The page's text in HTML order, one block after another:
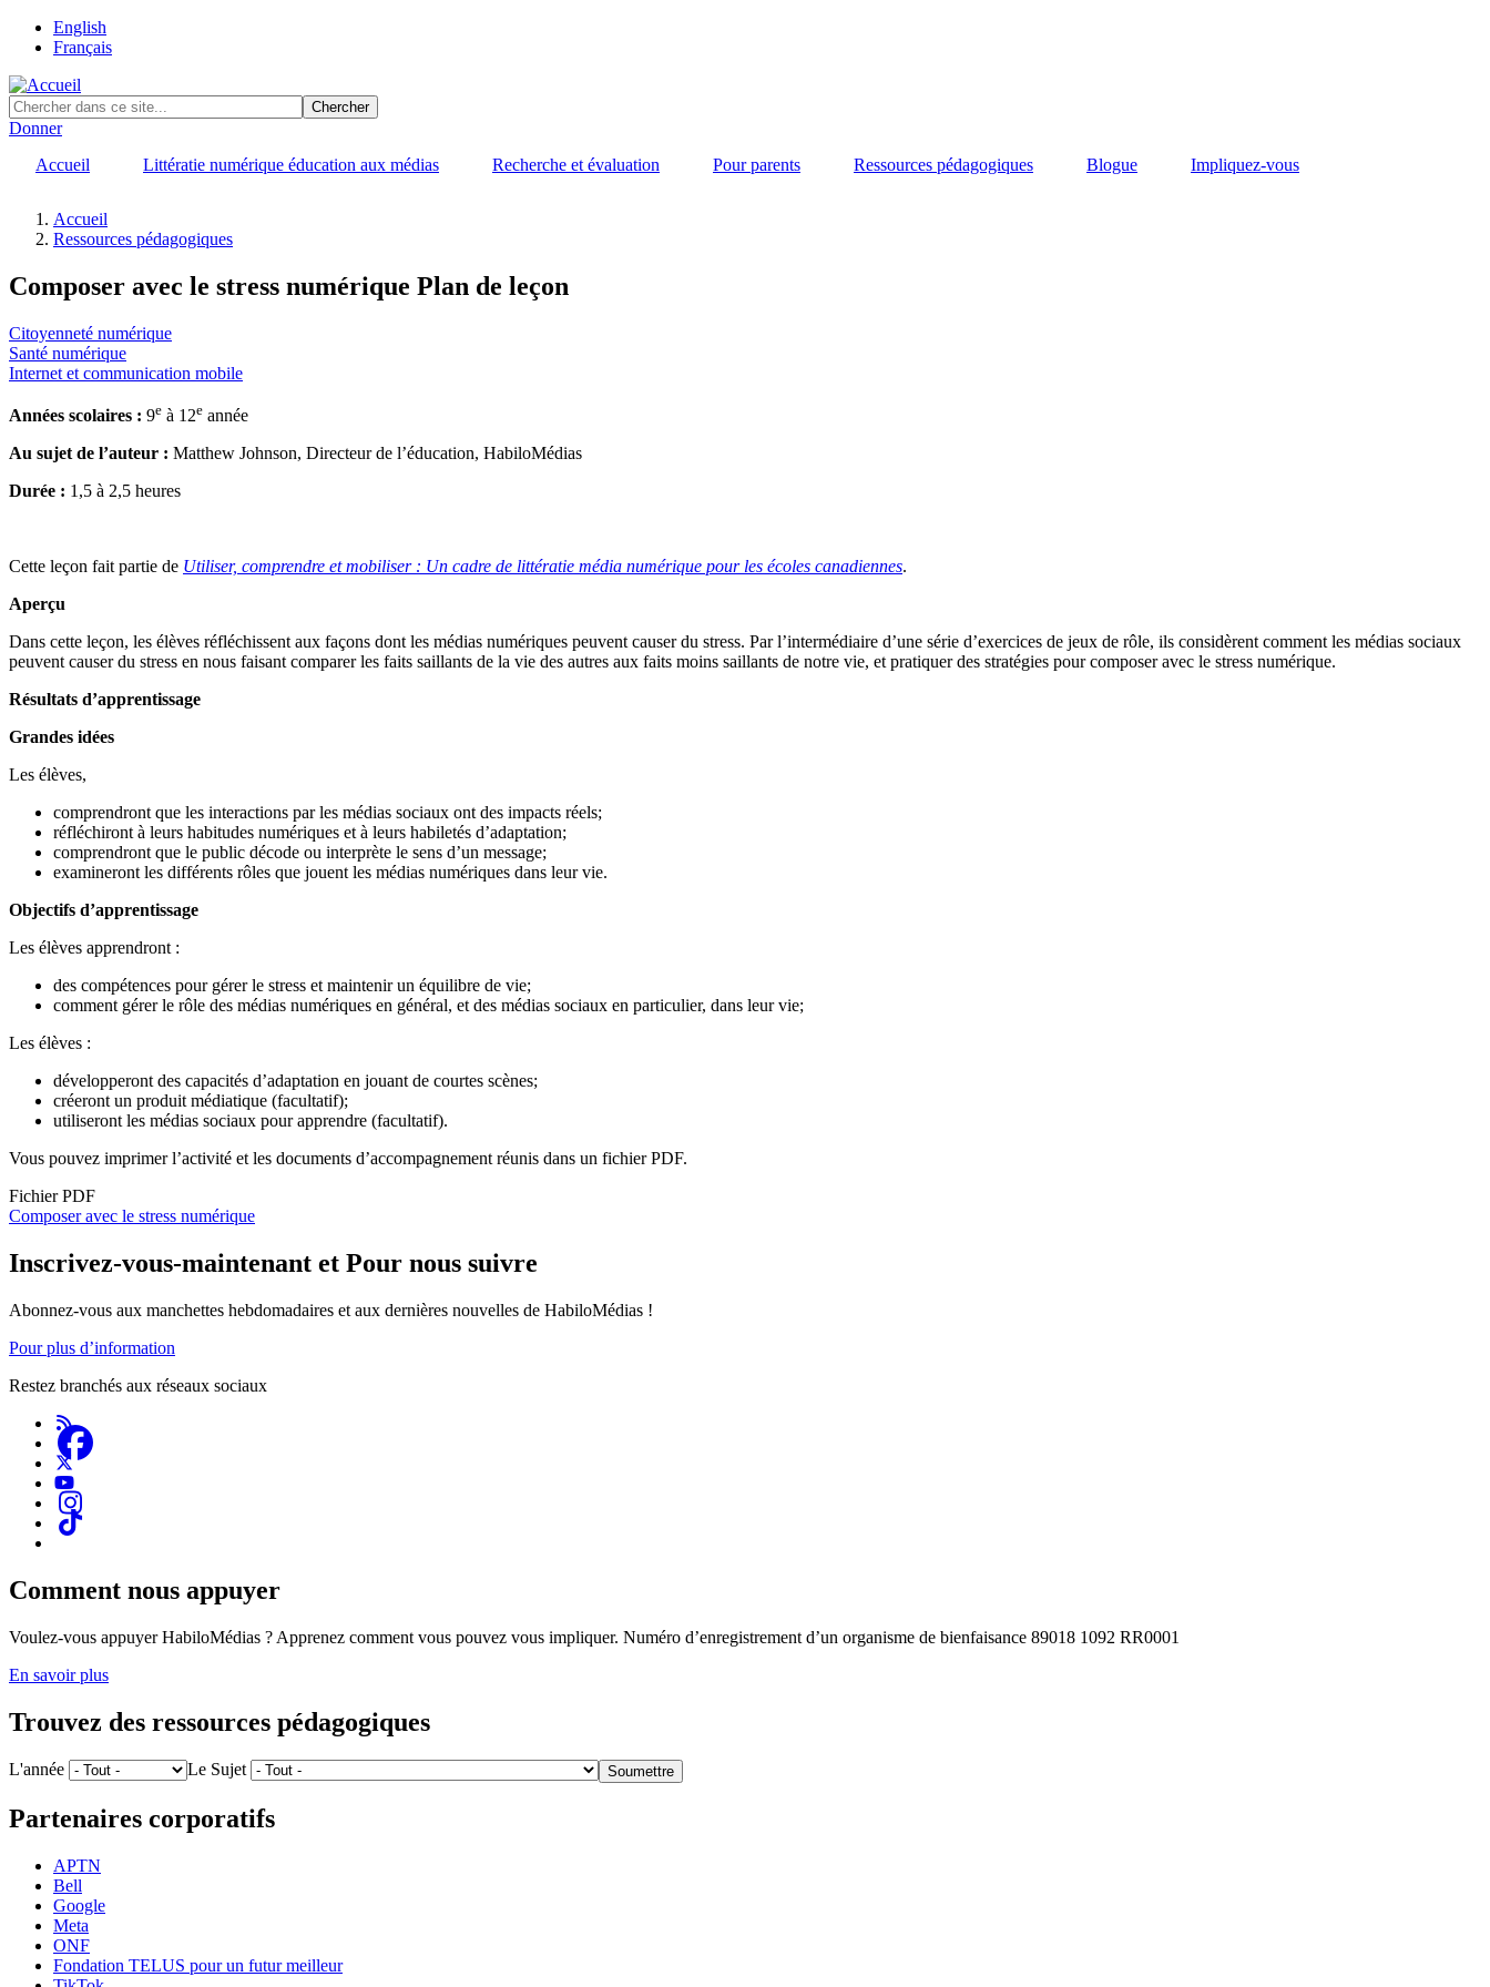
Skip
content
English
Français
Donner
Accueil
Littératie numérique éducation aux médias Recherche et évaluation Pour parents Ressources pédagogiques Blogue Impliquez-vous
Fil
d'Ariane
Accueil
Ressources pédagogiques
Composer avec le stress numérique Plan de leçon
Categories
Citoyenneté numérique
Santé numérique
Internet et communication mobile
Années scolaires : 9e à 12e année
Au sujet de l’auteur : Matthew Johnson, Directeur de l’éducation, HabiloMédias
Durée : 1,5 à 2,5 heures
Cette leçon fait partie de Utiliser, comprendre et mobiliser : Un cadre de littératie média numérique pour les écoles canadiennes.
Aperçu
Dans cette leçon, les élèves réfléchissent aux façons dont les médias numériques peuvent causer du stress. Par l’intermédiaire d’une série d’exercices de jeux de rôle, ils considèrent comment les médias sociaux
peuvent causer du stress en nous faisant comparer les faits saillants de la vie des autres aux faits moins saillants de notre vie, et pratiquer des stratégies pour composer avec le stress numérique.
Résultats d’apprentissage
Grandes idées
Les élèves,
comprendront que les interactions par les médias sociaux ont des impacts réels;
réfléchiront à leurs habitudes numériques et à leurs habiletés d’adaptation;
comprendront que le public décode ou interprète le sens d’un message;
examineront les différents rôles que jouent les médias numériques dans leur vie.
Objectifs d’apprentissage
Les élèves apprendront :
des compétences pour gérer le stress et maintenir un équilibre de vie;
comment gérer le rôle des médias numériques en général, et des médias sociaux en particulier, dans leur vie;
Les élèves :
développeront des capacités d’adaptation en jouant de courtes scènes;
créeront un produit médiatique (facultatif);
utiliseront les médias sociaux pour apprendre (facultatif).
Vous pouvez imprimer l’activité et les documents d’accompagnement réunis dans un fichier PDF.
Fichier PDF
Document
Composer avec le stress numérique
Inscrivez-vous-maintenant et Pour nous suivre
Abonnez-vous aux manchettes hebdomadaires et aux dernières nouvelles de HabiloMédias !
Pour plus d’information
Restez branchés aux réseaux sociaux
Comment nous appuyer
Voulez-vous appuyer HabiloMédias ? Apprenez comment vous pouvez vous impliquer. Numéro d’enregistrement d’un organisme de bienfaisance 89018 1092 RR0001
En savoir plus
Trouvez des ressources pédagogiques
L'année Le Sujet
Partenaires corporatifs
APTN
Bell
Google
Meta
ONF
Fondation TELUS pour un futur meilleur